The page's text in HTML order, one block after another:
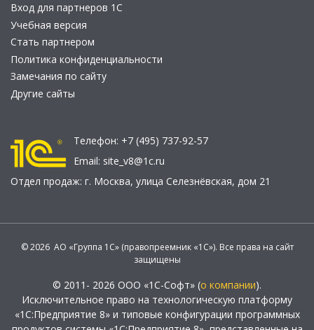
Вход для партнеров 1С
Учебная версия
Стать партнером
Политика конфиденциальности
Замечания по сайту
Другие сайты
Телефон: +7 (495) 737-92-57
Email: site_v8@1c.ru
Отдел продаж: г. Москва, улица Селезнёвская, дом 21
© 2026 АО «Группа 1С» (правопреемник «1С»). Все права на сайт
защищены
© 2011- 2026 ООО «1С-Софт» (о компании).
Исключительное право на технологическую платформу
«1С:Предприятие 8» и типовые конфигурации программных